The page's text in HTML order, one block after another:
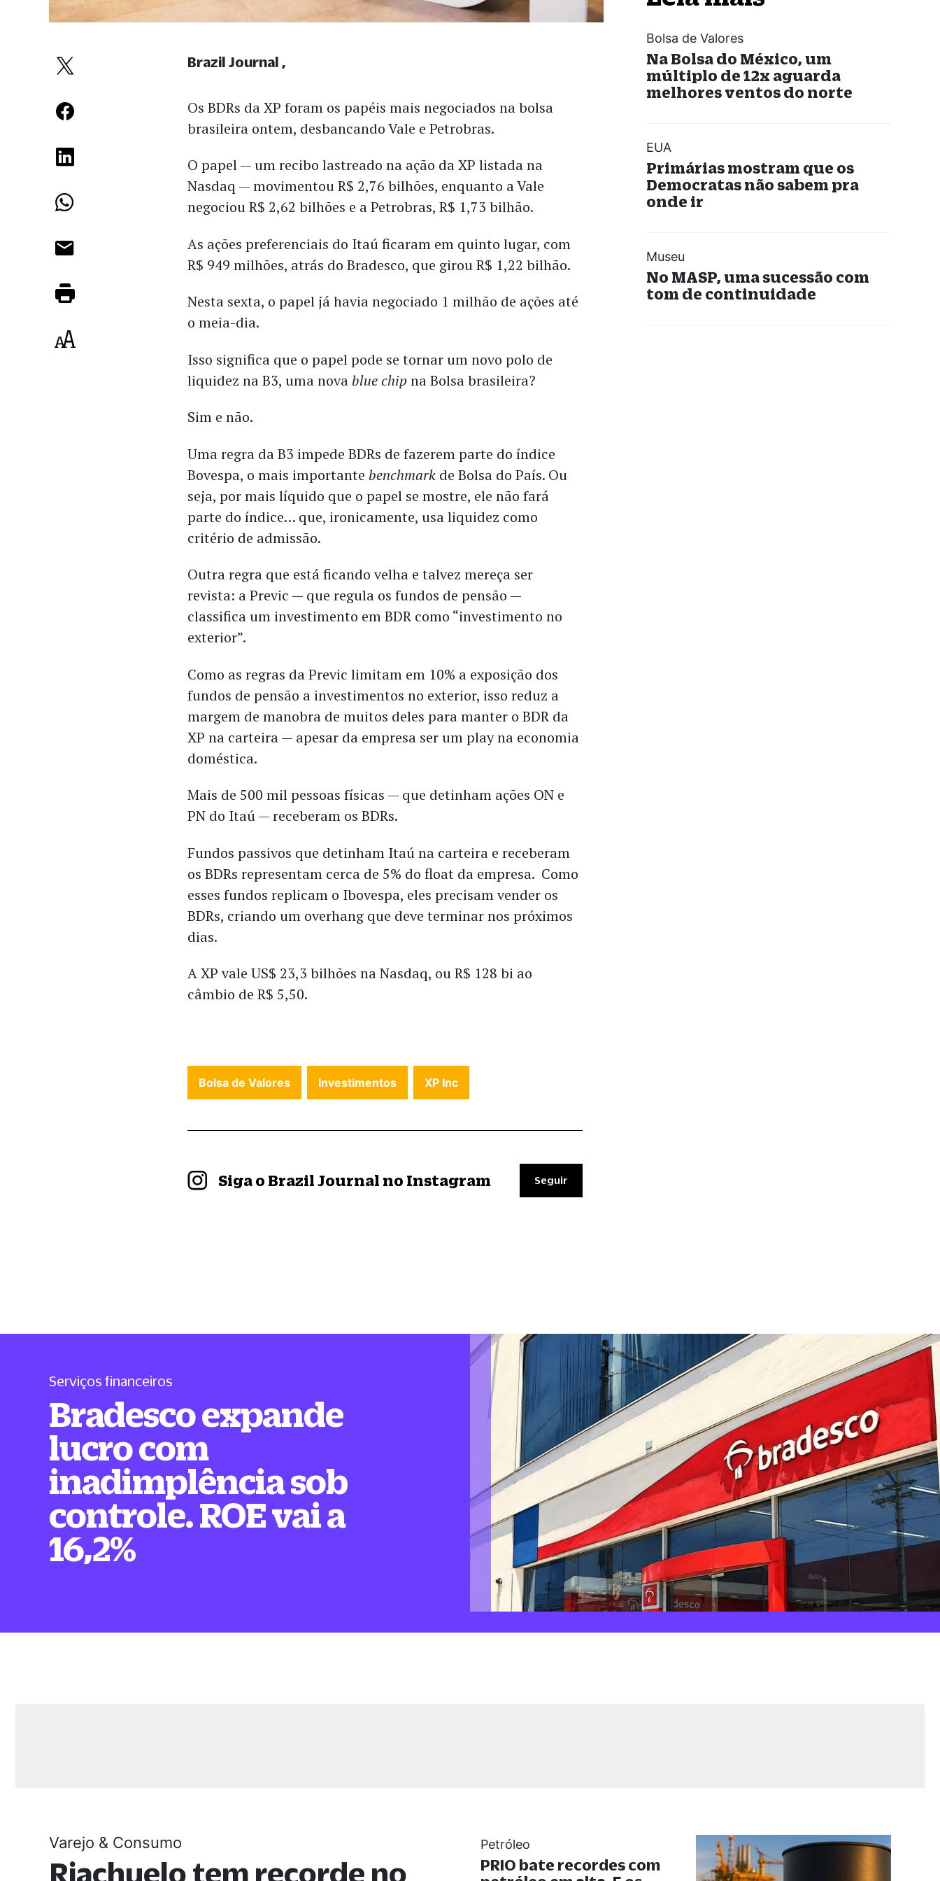
Os BDRs da XP foram os papéis mais negociados na bolsa
brasileira ontem, desbancando Vale e Petrobras.
O papel — um recibo lastreado na ação da XP listada na
Nasdaq — movimentou R$ 2,76 bilhões, enquanto a Vale
negociou R$ 2,62 bilhões e a Petrobras, R$ 1,73 bilhão.
As ações preferenciais do Itaú ficaram em quinto lugar, com
R$ 949 milhões, atrás do Bradesco, que girou R$ 1,22 bilhão.
Nesta sexta, o papel já havia negociado 1 milhão de ações até
o meia-dia.
Isso significa que o papel pode se tornar um novo polo de
liquidez na B3, uma novablue chipna Bolsa brasileira?
Sim e não.
Uma regra da B3 impede BDRs de fazerem parte do índice
Bovespa, o mais importantebenchmark de Bolsa do País. Ou
seja, por mais líquido que o papel se mostre, ele não fará
parte do índice… que, ironicamente, usa liquidez como
critério de admissão.
Outra regra que está ficando velha e talvez mereça ser
revista: a Previc — que regula os fundos de pensão —
classifica um investimento em BDR como “investimento no
exterior”.
Como as regras da Previc limitam em 10% a exposição dos
fundos de pensão a investimentos no exterior, isso reduz a
margem de manobra de muitos deles para manter o BDR da
XP na carteira — apesar da empresa ser um play na economia
doméstica.
Mais de 500 mil pessoas físicas — que detinham ações ON e
PN do Itaú — receberam os BDRs.
Fundos passivos que detinham Itaú na carteira e receberam
os BDRs representam cerca de 5% do float da empresa. Como
esses fundos replicam o Ibovespa, eles precisam vender os
BDRs, criando um overhang que deve terminar nos próximos
dias.
A XP vale US$ 23,3 bilhões na Nasdaq, ou R$ 128 bi ao
câmbio de R$ 5,50.
Brazil Journal
Bolsa de Valores Investimentos XP Inc
Siga o Brazil Journal no Instagram Seguir
Bolsa de Valores
Na Bolsa do México, um
múltiplo de 12x aguarda
melhores ventos do norte
EUA
Primárias mostram que os
Democratas não sabem pra
onde ir
Museu
No MASP, uma sucessão com
tom de continuidade
Serviços financeiros
Bradesco expande
lucro com
inadimplência sob
controle. ROE vai a
16,2%
Varejo & Consumo
Riachuelo tem recorde no
Petróleo
PRIO bate recordes com